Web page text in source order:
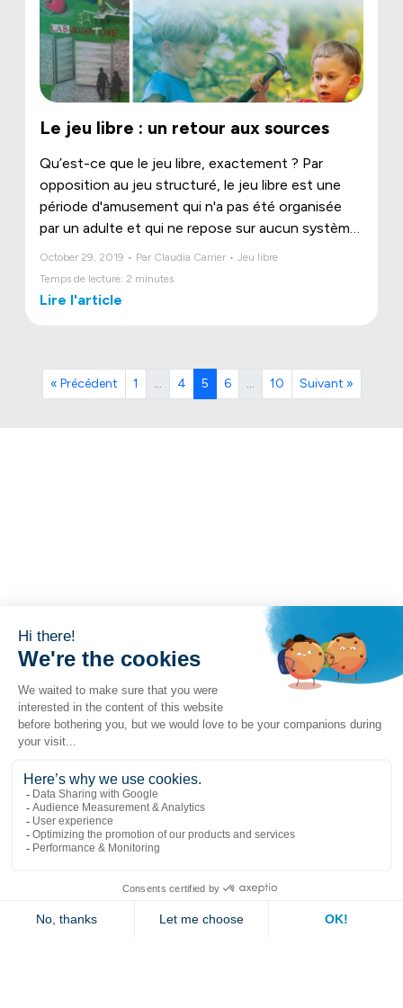
Le jeu libre : un retour aux sources
Qu’est-ce que le jeu libre, exactement ? Par
opposition au jeu structuré, le jeu libre est une
période d'amusement qui n'a pas été organisée
par un adulte et qui ne repose sur aucun système
jeu. Il en est l’instigateur, le dirige, en imagine les
October 29, 2019 • Par Claudia Carrier • Jeu libre
Temps de lecture: 2 minutes
Lire l'article
« Précédent 1 … 4 5 6 … 10 Suivant »
Liens populaires
Nous joindre